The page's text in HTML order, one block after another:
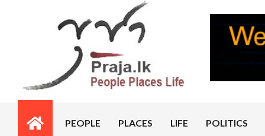
PRAJA.LK
Primary
PEOPLE PLACES LIFE POLITICS